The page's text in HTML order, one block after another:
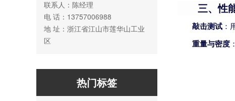
联系人：陈经理
电 话：13757006988
地 址：浙江省江山市莲华山工业
区
热门标签
三、性
敲击测试 ：
重量与密度